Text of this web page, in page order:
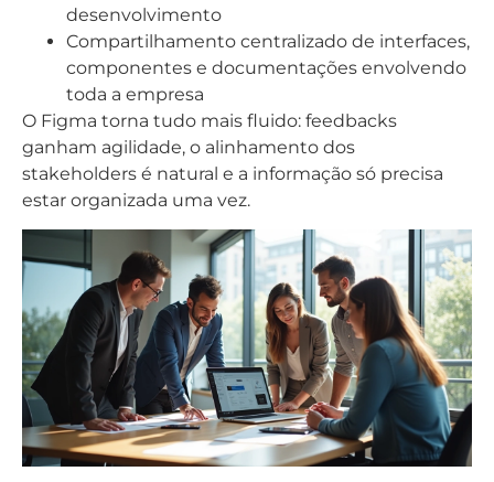
desenvolvimento
Compartilhamento centralizado de interfaces,
componentes e documentações envolvendo
toda a empresa
O Figma torna tudo mais fluido: feedbacks
ganham agilidade, o alinhamento dos
stakeholders é natural e a informação só precisa
estar organizada uma vez.